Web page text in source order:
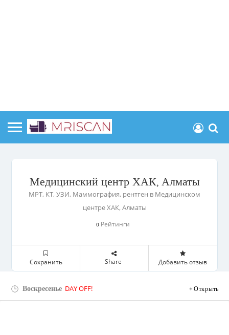
Медицинский центр ХАК, Алматы
МРТ, КТ, УЗИ, Маммография, рентген в Медицинском
центре ХАК, Алматы
0 Рейтинги
Сохранить Share Добавить отзыв
Воскресенье DAY OFF! Открыть